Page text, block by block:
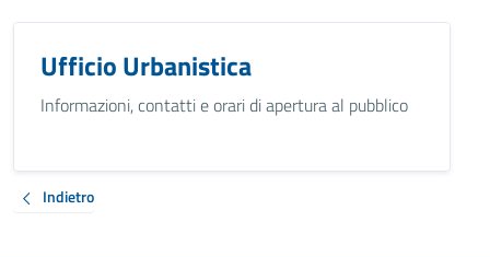
Ufficio Urbanistica
Informazioni, contatti e orari di apertura al pubblico
Indietro